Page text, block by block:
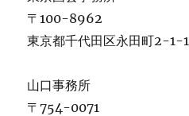
〒100-8962
東京都千代田区永田町2-1-
山口事務所
〒754-0071